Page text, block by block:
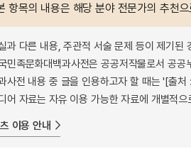
항목의 내용은 해당 분야 전문가의 추천
과 다른 내용, 주관적 서술 문제 등이 제기된
민족문화대백과사전은 공공저작물로서 공
사전 내용 중 글을 인용하고자 할 때는 '[출
어 자료는 자유 이용 가능한 자료에 개별적
이용 안내